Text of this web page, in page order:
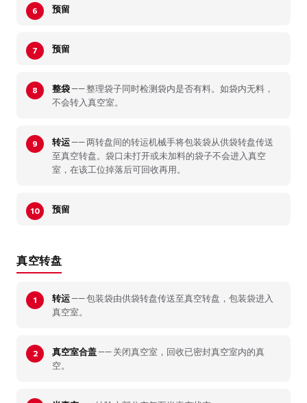
预留
预留
整袋—— 整理袋子同时检测袋内是否有料。如袋内无料，
不会转入真空室。
转运—— 两转盘间的转运机械手将包装袋从供袋转盘传送
至真空转盘。袋口未打开或未加料的袋子不会进入真空
室，在该工位掉落后可回收再用。
预留
真空转盘
转运—— 包装袋由供袋转盘传送至真空转盘，包装袋进入
真空室。
真空室合盖—— 关闭真空室，回收已密封真空室内的真
空。